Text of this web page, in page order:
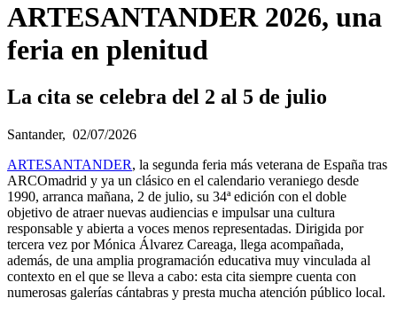
ARTESANTANDER 2026, una
feria en plenitud
La cita se celebra del 2 al 5 de julio
Santander, 02/07/2026
ARTESANTANDER, la segunda feria más veterana de España tras
ARCOmadrid y ya un clásico en el calendario veraniego desde
1990, arranca mañana, 2 de julio, su 34ª edición con el doble
objetivo de atraer nuevas audiencias e impulsar una cultura
responsable y abierta a voces menos representadas. Dirigida por
tercera vez por Mónica Álvarez Careaga, llega acompañada,
además, de una amplia programación educativa muy vinculada al
contexto en el que se lleva a cabo: esta cita siempre cuenta con
numerosas galerías cántabras y presta mucha atención público local.